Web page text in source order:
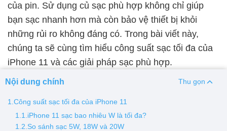
Thay pin
Pin iPhone Pin Samsumg Pin Oppo Pin Xiaomi
Pin Realme
Thay vỏ
Vỏ iPhone
của pin. Sử dụng củ sạc phù hợp không chỉ giúp
bạn sạc nhanh hơn mà còn bảo vệ thiết bị khỏi
những rủi ro không đáng có. Trong bài viết này,
chúng ta sẽ cùng tìm hiểu công suất sạc tối đa của
iPhone 11 và các giải pháp sạc phù hợp.
Nội dung chính Thu gọn
1.Công suất sạc tối đa của iPhone 11
1.1.iPhone 11 sạc bao nhiêu W là tối đa?
1.2.So sánh sạc 5W, 18W và 20W